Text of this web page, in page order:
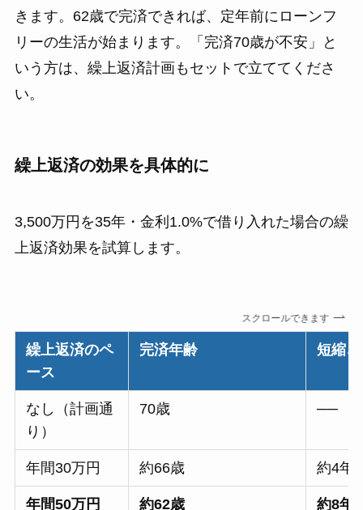
きます。62歳で完済できれば、定年前にローンフ
リーの生活が始まります。「完済70歳が不安」と
いう方は、繰上返済計画もセットで立ててくださ
い。
繰上返済の効果を具体的に
3,500万円を35年・金利1.0%で借り入れた場合の繰
上返済効果を試算します。
スクロールできます
繰上返済のペ
ース
完済年齢 短縮
なし（計画通
り）
70歳 ──
年間30万円 約66歳 約4年
年間50万円 約62歳 約8年